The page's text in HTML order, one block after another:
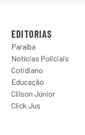
EDITORIAS
Paraíba
Notícias Policiais
Cotidiano
Educação
Clilson Júnior
Click Jus